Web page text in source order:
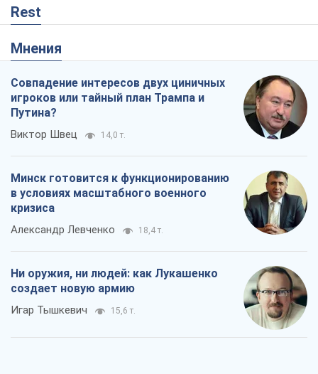
Rest
Мнения
Совпадение интересов двух циничных
игроков или тайный план Трампа и
Путина?
Виктор Швец 14,0 т.
Минск готовится к функционированию
в условиях масштабного военного
кризиса
Александр Левченко 18,4 т.
Ни оружия, ни людей: как Лукашенко
создает новую армию
Игар Тышкевич 15,6 т.